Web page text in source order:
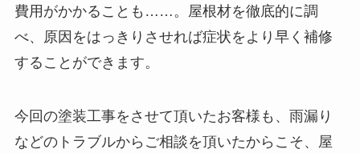
費用がかかることも……。屋根材を徹底的に調
べ、原因をはっきりさせれば症状をより早く補修
することができます。
今回の塗装工事をさせて頂いたお客様も、雨漏り
などのトラブルからご相談を頂いたからこそ、屋